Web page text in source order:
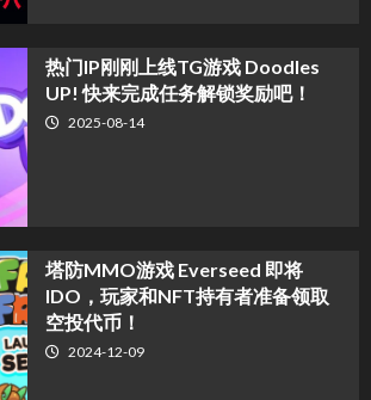
热门IP刚刚上线TG游戏 Doodles
UP! 快来完成任务解锁奖励吧！
2025-08-14
塔防MMO游戏 Everseed 即将
IDO，玩家和NFT持有者准备领取
空投代币！
2024-12-09